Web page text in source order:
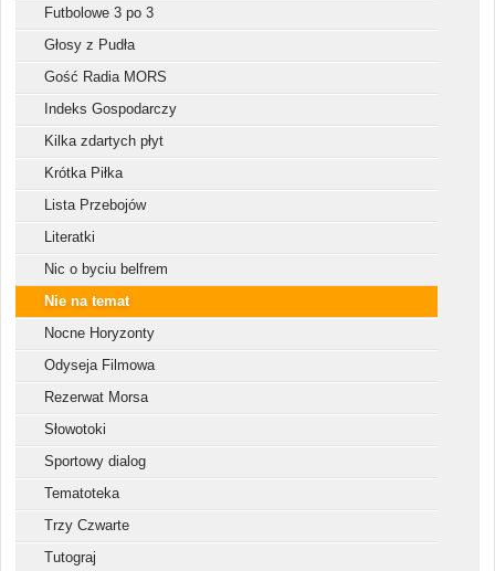
Futbolowe 3 po 3
Głosy z Pudła
Gość Radia MORS
Indeks Gospodarczy
Kilka zdartych płyt
Krótka Piłka
Lista Przebojów
Literatki
Nic o byciu belfrem
Nie na temat
Nocne Horyzonty
Odyseja Filmowa
Rezerwat Morsa
Słowotoki
Sportowy dialog
Tematoteka
Trzy Czwarte
Tutograj